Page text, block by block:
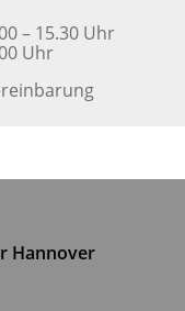
– 15.30 Uhr
Uhr
Hannover